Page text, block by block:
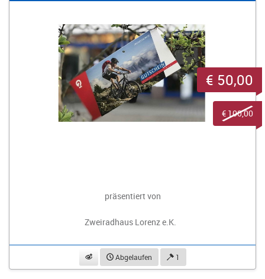
präsentiert von
Zweiradhaus Lorenz e.K.
beobachtenAbgelaufen 1
€ 50,00
€ 100,00